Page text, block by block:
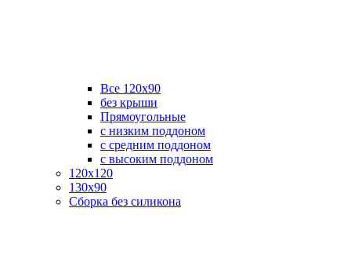
Все 120х90
без крыши
Прямоугольные
с низким поддоном
с средним поддоном
с высоким поддоном
120х120
130х90
Сборка без силикона